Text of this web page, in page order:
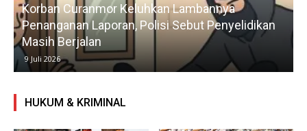
Korban Curanmor Keluhkan Lambannya
Penanganan Laporan, Polisi Sebut Penyelidikan
Masih Berjalan
9 Juli 2026
HUKUM & KRIMINAL